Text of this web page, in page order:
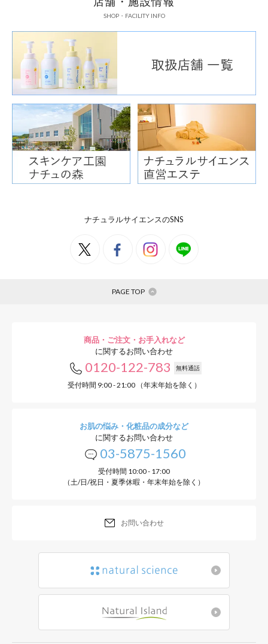
SHOP・FACILITY INFO
ナチュラルサイエンスのSNS
PAGE TOP
商品・ご注文・お手入れなど
に関するお問い合わせ
0120-122-783 無料通話
受付時間 9:00 - 21:00 （年末年始を除く）
お肌の悩み・化粧品の成分など
に関するお問い合わせ
03-5875-1560
受付時間 10:00 - 17:00
（土/日/祝日・夏季休暇・年末年始を除く）
お問い合わせ